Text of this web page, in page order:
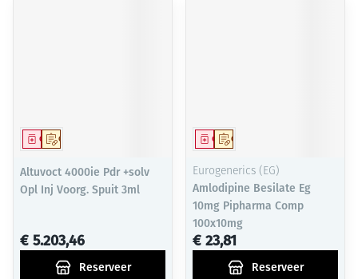
Op voorschrift
Geneesmiddel
Altuvoct 4000ie Pdr +solv
Opl Inj Voorg. Spuit 3ml
€ 5.203,46
Reserveer
Op voorschrift
Geneesmiddel
Eurogenerics (EG)
Amlodipine Besilate Eg
10mg Pipharma Comp
100x10mg
€ 23,81
Reserveer